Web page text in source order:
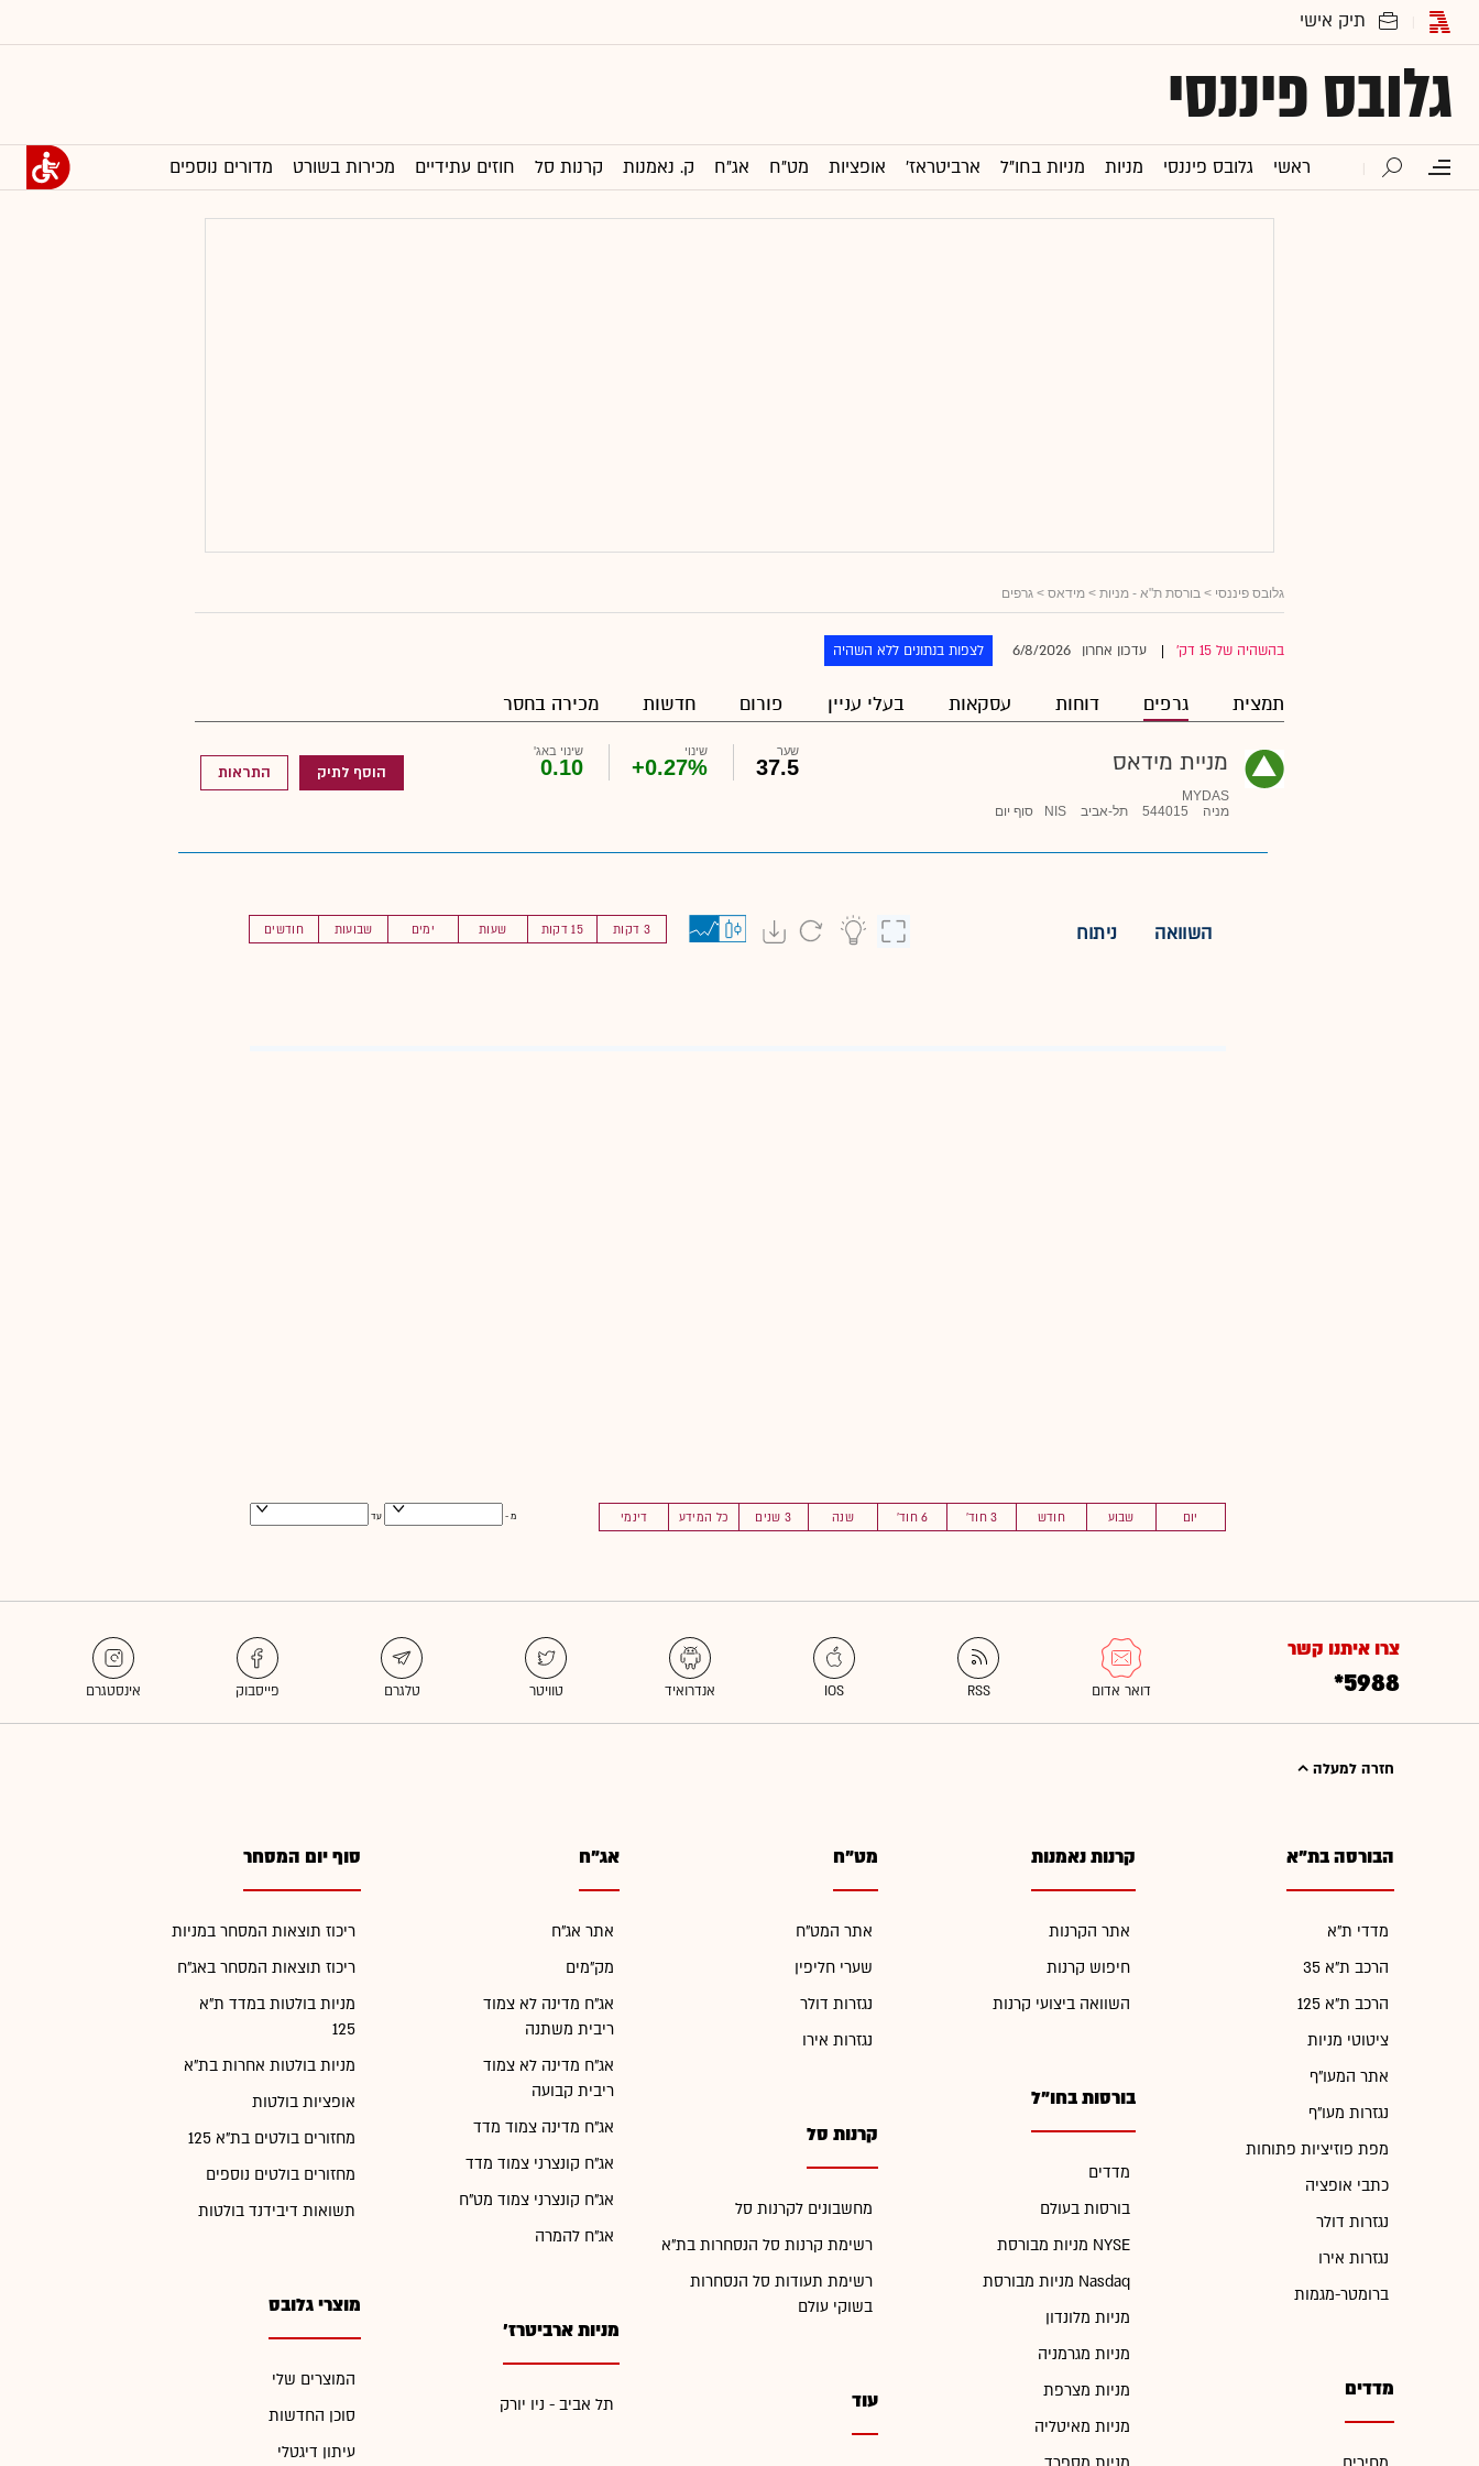
גלובס פיננסי
ראשי גלובס פיננסי מניות מניות בחו"ל ארביטראז' אופציות מט"ח אג"ח ק. נאמנות קרנות סל חוזים עתידיים מכירות בשורט מדורים נוספים
גלובס פיננסי > בורסת ת"א - מניות > מידאס > גרפים
בהשהיה של 15 דק' עדכון אחרון 6/8/2026 לצפות בנתונים ללא השהיה
תמצית גרפים דוחות עסקאות בעלי עניין פורום חדשות מכירה בחסר
מניית מידאס
MYDAS
מניה
544015 תל-אביב NIS סוף יום
שער
37.5
שינוי
+0.27%
שינוי באג'
0.10 הוסף לתיק התראות
חודשים שבועות ימים שעות 15 דקות 3 דקות השוואה ניתוח
יום שבוע חודש 3 חוד' 6 חוד' שנה 3 שנים כל המידע דינמי מ - עד
צרו איתנו קשר
*5988
חזרה למעלה
הבורסה בת"א
מדדי ת"א
הרכב ת"א 35
הרכב ת"א 125
ציטוטי מניות
אתר המעו"ף
נגזרות מעו"ף
מפת פוזיציות פתוחות
כתבי אופציה
נגזרות דולר
נגזרות אירו
ברומטר-מגמות
מדדים
קרנות נאמנות
אתר הקרנות
חיפוש קרנות
השוואה ביצועי קרנות
בורסות בחו"ל
מדדים
בורסות בעולם
מניות מבורסת NYSE
מניות מבורסת Nasdaq
מניות מלונדון
מניות מגרמניה
מניות מצרפת
מניות מאיטליה
מט"ח
אתר המט"ח
שערי חליפין
נגזרות דולר
נגזרות אירו
קרנות סל
מחשבונים לקרנות סל
רשימת קרנות סל הנסחרות בת"א
רשימת תעודות סל הנסחרות
בשוקי עולם
עוד
אג"ח
אתר אג"ח
מק"מים
אג"ח מדינה לא צמוד
ריבית משתנה
אג"ח מדינה לא צמוד
ריבית קבועה
אג"ח מדינה צמוד מדד
אג"ח קונצרני צמוד מדד
אג"ח קונצרני צמוד מט"ח
אג"ח להמרה
מניות ארביטרז'
תל אביב - ניו יורק
סוף יום המסחר
ריכוז תוצאות המסחר במניות
ריכוז תוצאות המסחר באג"ח
מניות בולטות במדד ת"א
125
מניות בולטות אחרות בת"א
אופציות בולטות
מחזורים בולטים בת"א 125
מחזורים בולטים נוספים
תשואות דיבידנד בולטות
מוצרי גלובס
המוצרים שלי
סוכן החדשות
עיתון דיגטלי